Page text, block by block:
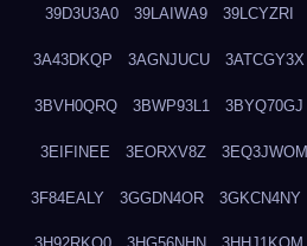
39D3U3A0 39LAIWA9 39LCYZRI
3A43DKQP 3AGNJUCU 3ATCGY3X
3BVH0QRQ 3BWP93L1 3BYQ70GJ
3EIFINEE 3EORXV8Z 3EQ3JWOM
3F84EALY 3GGDN4OR 3GKCN4NY